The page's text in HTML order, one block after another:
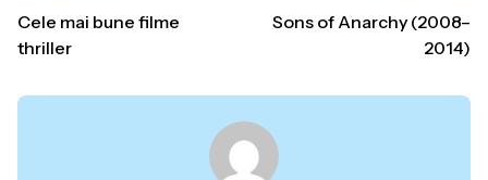
Cele mai bune filme
thriller
Sons of Anarchy (2008–
2014)